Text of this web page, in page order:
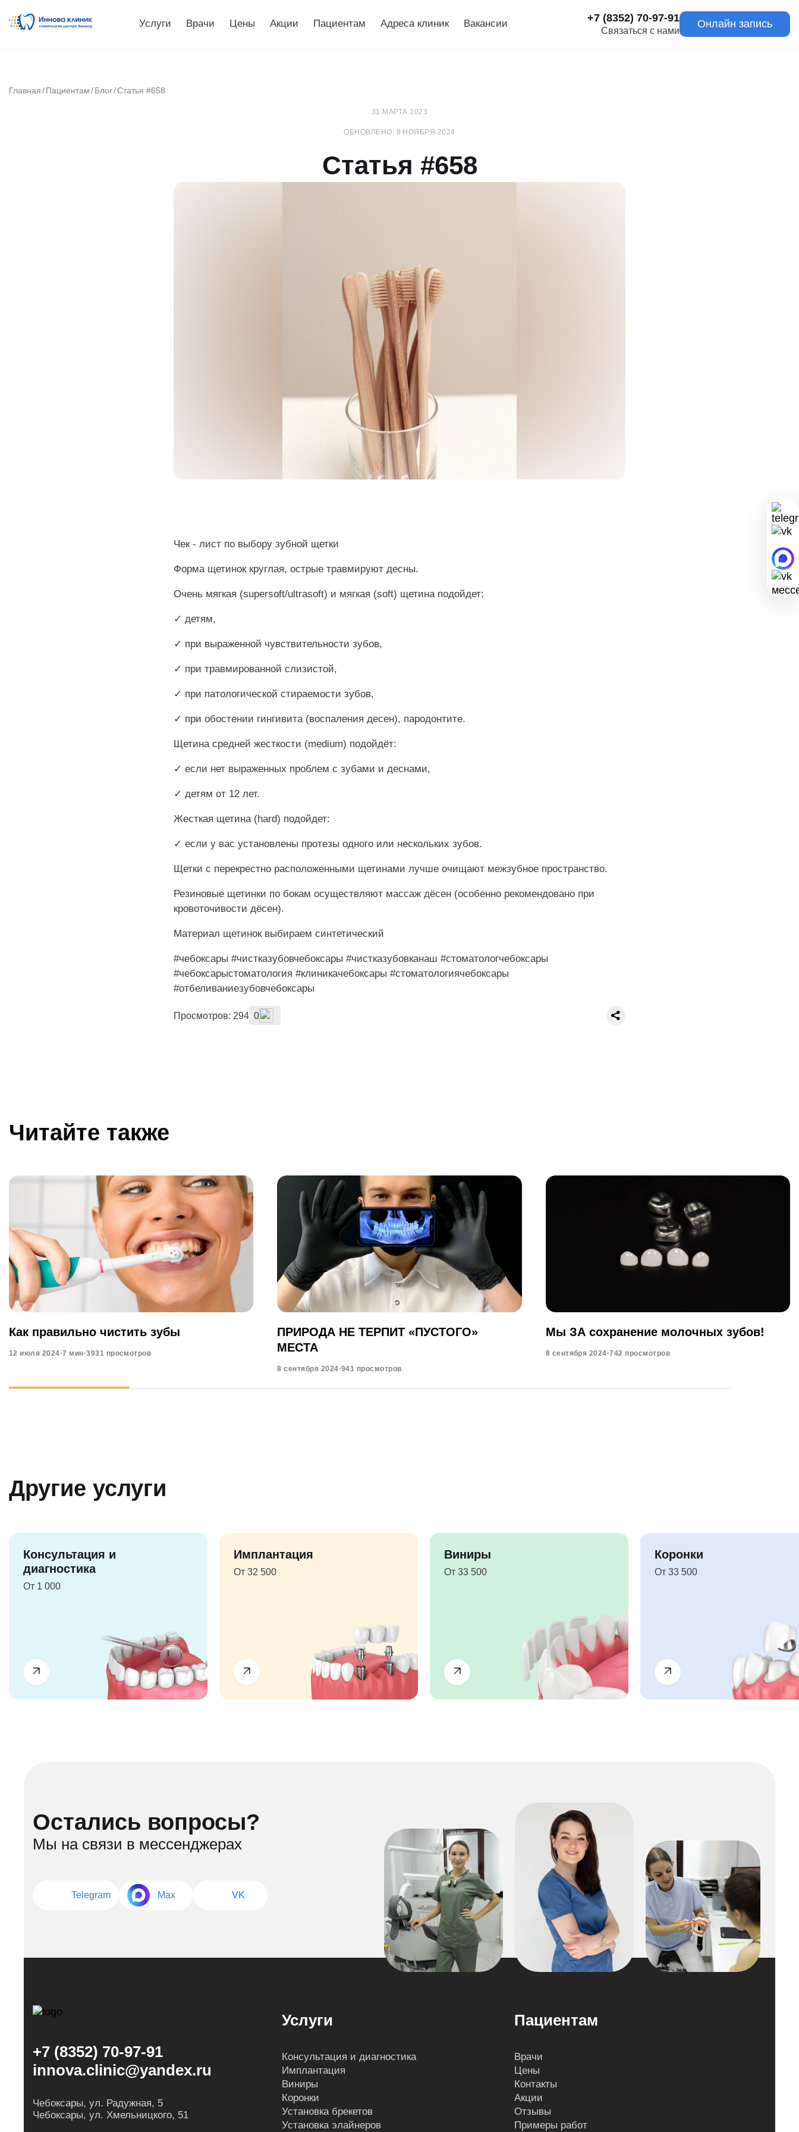
Услуги Врачи Цены Акции Пациентам Адреса клиник Вакансии +7 (8352) 70-97-91
Связаться с нами
Онлайн запись
Главная Пациентам Блог Статья #658
31 МАРТА 2023
ОБНОВЛЕНО: 8 НОЯБРЯ 2024
Статья #658
Чек - лист по выбору зубной щетки
Форма щетинок круглая, острые травмируют десны.
Очень мягкая (supersoft/ultrasoft) и мягкая (soft) щетина подойдет:
✓ детям,
✓ при выраженной чувствительности зубов,
✓ при травмированной слизистой,
✓ при патологической стираемости зубов,
✓ при обостении гингивита (воспаления десен), пародонтите.
Щетина средней жесткости (medium) подойдёт:
✓ если нет выраженных проблем с зубами и деснами,
✓ детям от 12 лет.
Жесткая щетина (hard) подойдет:
✓ если у вас установлены протезы одного или нескольких зубов.
Щетки с перекрестно расположенными щетинами лучше очищают межзубное пространство.
Резиновые щетинки по бокам осуществляют массаж дёсен (особенно рекомендовано при
кровоточивости дёсен).
Материал щетинок выбираем синтетический
#чебоксары #чистказубовчебоксары #чистказубовканаш #стоматологчебоксары
#чебоксарыстоматология #клиникачебоксары #стоматологиячебоксары
#отбеливаниезубовчебоксары
Просмотров: 294 0
Читайте также
Как правильно чистить зубы
12 июля 2024·7 мин·3931 просмотров
ПРИРОДА НЕ ТЕРПИТ «ПУСТОГО»
МЕСТА
8 сентября 2024·941 просмотров
Мы ЗА сохранение молочных зубов!
8 сентября 2024·742 просмотров
Другие услуги
Консультация и
диагностика
От 1 000
Имплантация
От 32 500
Виниры
От 33 500
Коронки
От 33 500
Остались вопросы?
Мы на связи в мессенджерах
Telegram Max VK
+7 (8352) 70-97-91
innova.clinic@yandex.ru
Чебоксары, ул. Радужная, 5
Чебоксары, ул. Хмельницкого, 51
Услуги
Консультация и диагностика
Имплантация
Виниры
Коронки
Установка брекетов
Установка элайнеров
Пациентам
Врачи
Цены
Контакты
Акции
Отзывы
Примеры работ